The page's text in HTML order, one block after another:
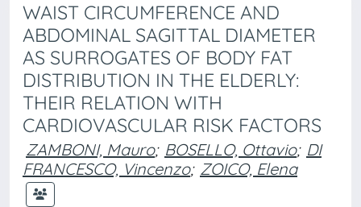
WAIST CIRCUMFERENCE AND
ABDOMINAL SAGITTAL DIAMETER
AS SURROGATES OF BODY FAT
DISTRIBUTION IN THE ELDERLY:
THEIR RELATION WITH
CARDIOVASCULAR RISK FACTORS
ZAMBONI, Mauro; BOSELLO, Ottavio; DI
FRANCESCO, Vincenzo; ZOICO, Elena